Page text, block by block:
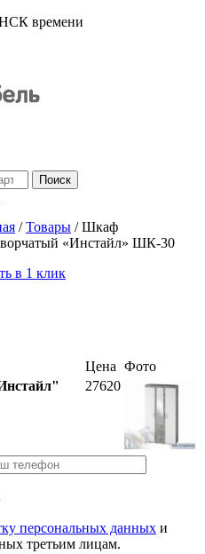
НСК времени
/ Товары / Шкаф
«Инстайл» ШК-30
в 1 клик
Цена Фото
27620
персональных данных и
третьим лицам.